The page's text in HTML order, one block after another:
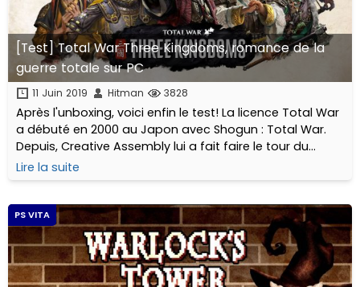
[Test] Total War Three Kingdoms, romance de la
guerre totale sur PC
11 Juin 2019 Hitman 3828
Après l'unboxing, voici enfin le test! La licence Total War
a débuté en 2000 au Japon avec Shogun : Total War.
Depuis, Creative Assembly lui a fait faire le tour du
monde pour revenir en Asie 19 ans plus tard avec Total
War Three Kingdoms. En formation serrée, à l'attaque !
Lire la suite
PS VITA